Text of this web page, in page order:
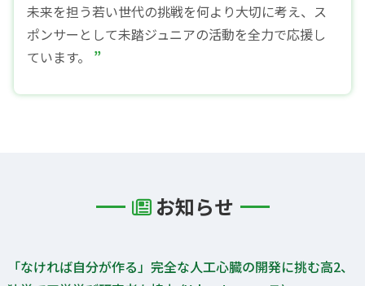
未来を担う若い世代の挑戦を何より大切に考え、ス
ポンサーとして未踏ジュニアの活動を全力で応援し
ています。
お知らせ
「なければ自分が作る」完全な人工心臓の開発に挑む高2、